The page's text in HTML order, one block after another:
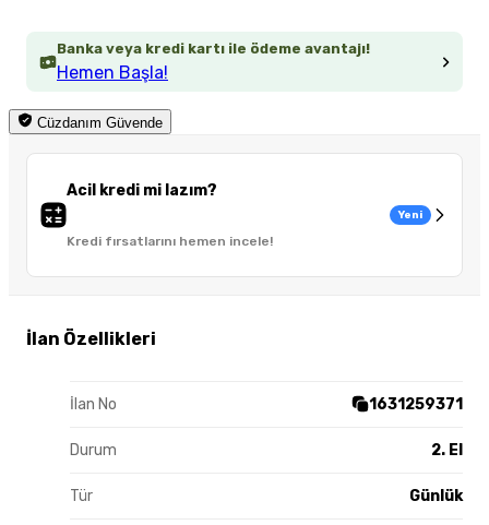
Banka veya kredi kartı ile ödeme avantajı!
Hemen Başla!
Cüzdanım Güvende
Acil kredi mi lazım?
Kredi fırsatlarını hemen incele!
Yeni
İlan Özellikleri
İlan No 1631259371
Durum 2. El
Tür Günlük